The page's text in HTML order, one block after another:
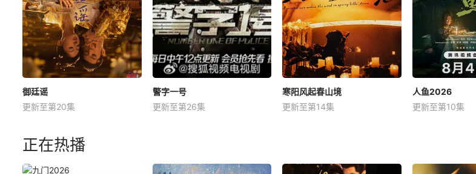
御廷谣
更新至第20集
警字一号
更新至第26集
寒阳风起春山境
更新至第14集
人鱼2026
更新至第10集
正在热播